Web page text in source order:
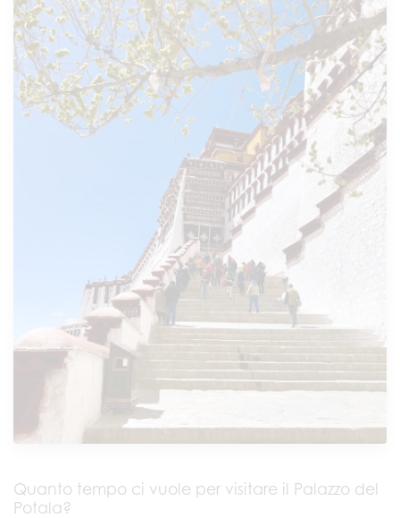
Quanto tempo ci vuole per visitare il Palazzo del
Potala?